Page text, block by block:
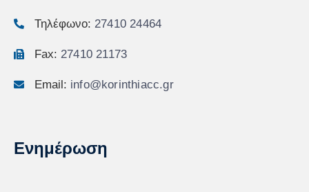
Τηλέφωνο: 27410 24464
Fax: 27410 21173
Email: info@korinthiacc.gr
Ενημέρωση